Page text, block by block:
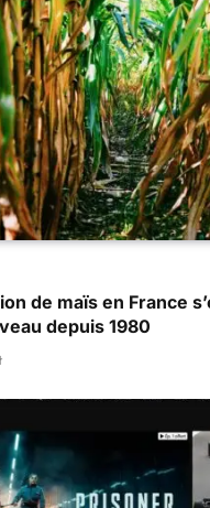
de maïs en France
depuis 1980